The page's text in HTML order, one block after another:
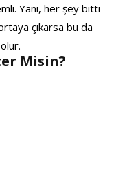
Yani, her şey bitti
çıkarsa bu da
Misin?